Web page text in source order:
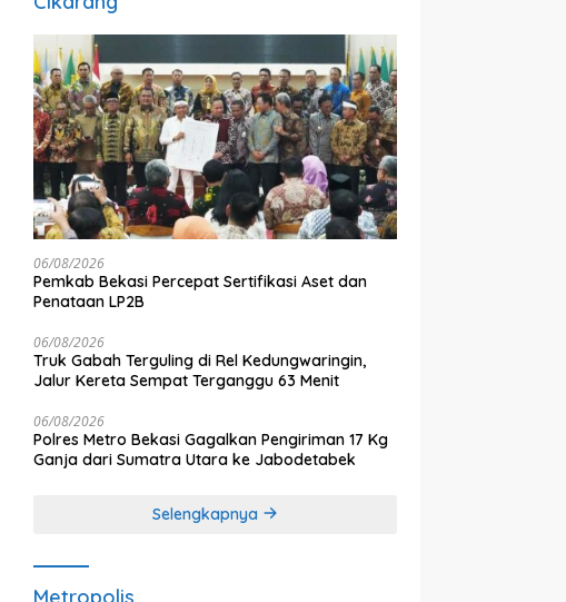
06/08/2026
Pemkab Bekasi Percepat Sertifikasi Aset dan
Penataan LP2B
06/08/2026
Truk Gabah Terguling di Rel Kedungwaringin,
Jalur Kereta Sempat Terganggu 63 Menit
06/08/2026
Polres Metro Bekasi Gagalkan Pengiriman 17 Kg
Ganja dari Sumatra Utara ke Jabodetabek
Selengkapnya
Metropolis